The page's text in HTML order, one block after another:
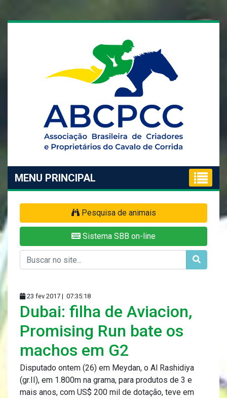
MENU PRINCIPAL
Pesquisa de animais
Sistema SBB on-line
23 fev 2017 | 07:35:18
Dubai: filha de Aviacion,
Promising Run bate os
machos em G2
Disputado ontem (26) em Meydan, o Al Rashidiya
(gr.II), em 1.800m na grama, para produtos de 3 e
mais anos, com US$ 200 mil de dotação, teve em